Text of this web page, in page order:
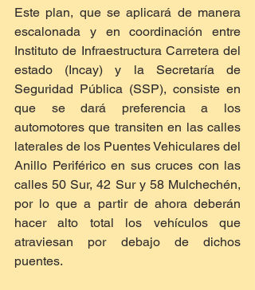
Este plan, que se aplicará de manera
escalonada y en coordinación entre
Instituto de Infraestructura Carretera del
estado (Incay) y la Secretaría de
Seguridad Pública (SSP), consiste en
que se dará preferencia a los
automotores que transiten en las calles
laterales de los Puentes Vehiculares del
Anillo Periférico en sus cruces con las
calles 50 Sur, 42 Sur y 58 Mulchechén,
por lo que a partir de ahora deberán
hacer alto total los vehículos que
atraviesan por debajo de dichos
puentes.